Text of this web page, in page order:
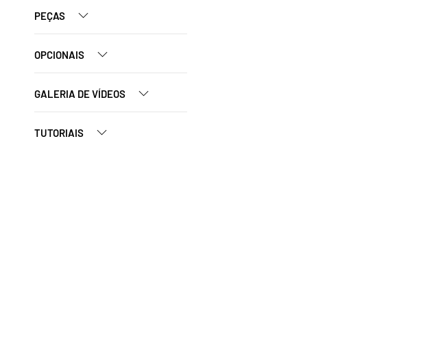
PEÇAS
OPCIONAIS
GALERIA DE VÍDEOS
TUTORIAIS